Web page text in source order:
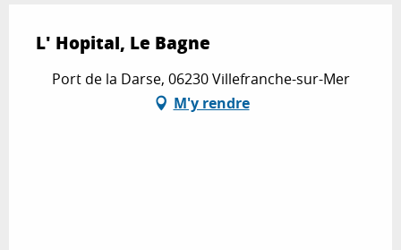
L' Hopital, Le Bagne
Port de la Darse, 06230 Villefranche-sur-Mer
M'y rendre